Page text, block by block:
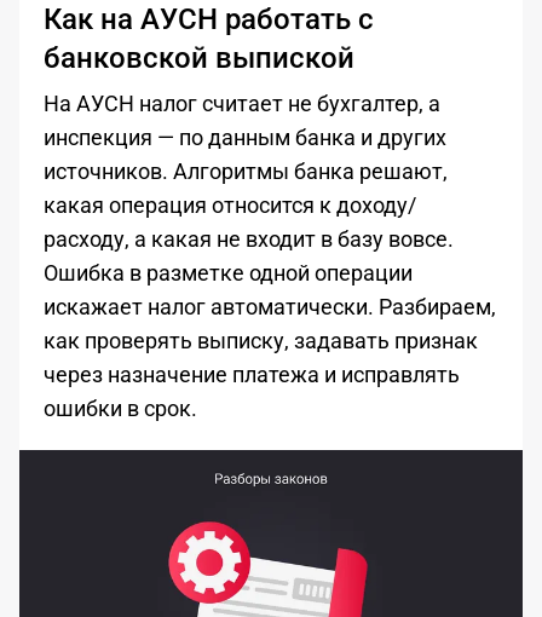
Как на АУСН работать с
банковской выпиской
На АУСН налог считает не бухгалтер, а
инспекция — по данным банка и других
источников. Алгоритмы банка решают,
какая операция относится к доходу/
расходу, а какая не входит в базу вовсе.
Ошибка в разметке одной операции
искажает налог автоматически. Разбираем,
как проверять выписку, задавать признак
через назначение платежа и исправлять
ошибки в срок.